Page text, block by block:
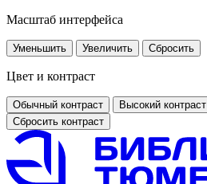
Масштаб интерфейса
Уменьшить Увеличить Сбросить
Цвет и контраст
Обычный контраст Высокий контраст
Сбросить контраст